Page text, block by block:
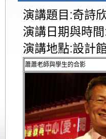
演講題目:奇詩
演講日期與時
演講地點:設計
蕭蕭老師與學生的合影